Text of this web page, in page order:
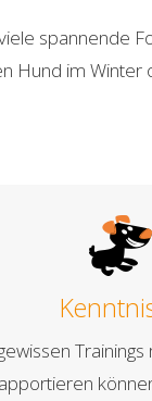
spannende
Hund im
apportieren